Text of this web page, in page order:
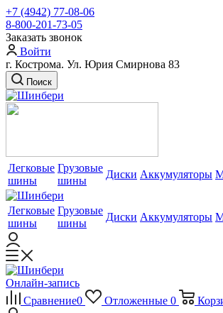
+7 (4942) 77-08-06
8-800-201-73-05
Заказать звонок
Войти
г. Кострома. Ул. Юрия Смирнова 83
Поиск
Легковые
шины
Грузовые
шины
Диски Аккумуляторы
Легковые
шины
Грузовые
шины
Диски Аккумуляторы
Онлайн-запись
Сравнение0 Отложенные 0